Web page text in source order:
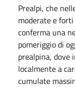
Prealpi, che
moderate e
conferma una
pomeriggio di
prealpina,
localmente a
cumulate